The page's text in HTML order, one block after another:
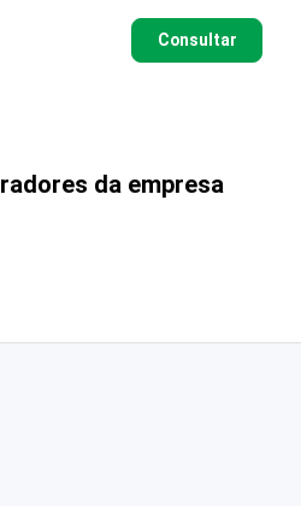
Consultar
da empresa